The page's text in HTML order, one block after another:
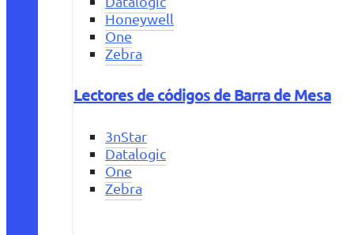
Honeywell
One
Zebra
Lectores de códigos de Barra de Mesa
3nStar
Datalogic
One
Zebra